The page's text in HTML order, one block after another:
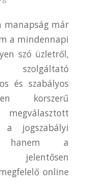
manapság már
a mindennapi
szó üzletről,
szolgáltató
és szabályos
korszerű
jogszabályi
hanem a
jelentősen
online